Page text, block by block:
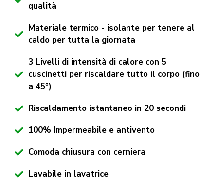
qualità
Materiale termico - isolante per tenere al
caldo per tutta la giornata
3 Livelli di intensità di calore con 5
cuscinetti per riscaldare tutto il corpo (fino
a 45°)
Riscaldamento istantaneo in 20 secondi
100% Impermeabile e antivento
Comoda chiusura con cerniera
Lavabile in lavatrice